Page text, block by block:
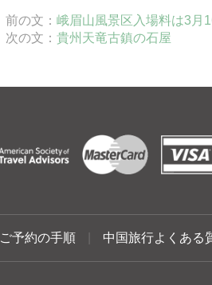
前の文： 峨眉山風景区入場料は3月
次の文： 貴州天竜古鎮の石屋
ご予約の手順 中国旅行よくある